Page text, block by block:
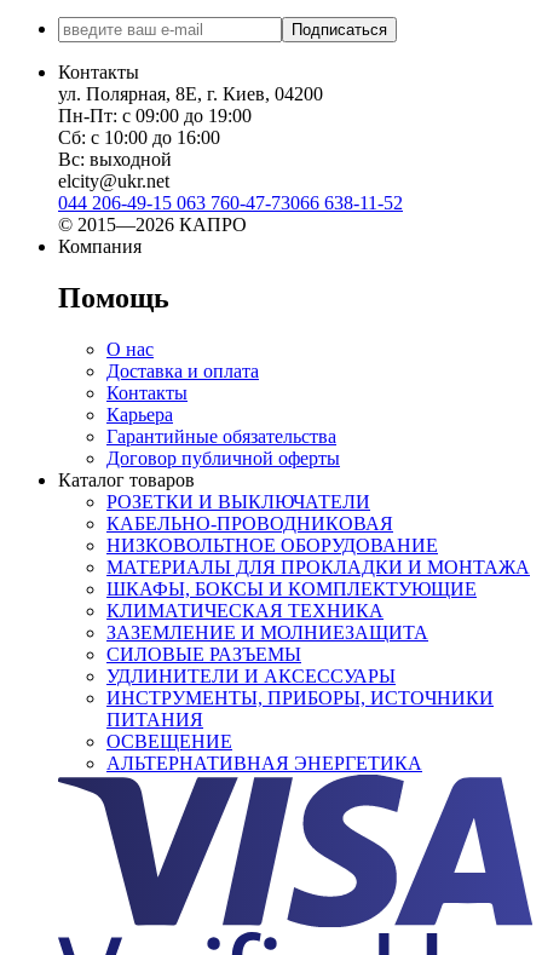
Подписаться
Контакты
ул. Полярная, 8Е, г. Киев, 04200
Пн-Пт: с 09:00 до 19:00
Сб: с 10:00 до 16:00
Вс: выходной
elcity@ukr.net
044 206-49-15 063 760-47-73066 638-11-52
© 2015—2026 КАПРО
Компания
Помощь
О нас
Доставка и оплата
Контакты
Карьера
Гарантийные обязательства
Договор публичной оферты
Каталог товаров
РОЗЕТКИ И ВЫКЛЮЧАТЕЛИ
КАБЕЛЬНО-ПРОВОДНИКОВАЯ
НИЗКОВОЛЬТНОЕ ОБОРУДОВАНИЕ
МАТЕРИАЛЫ ДЛЯ ПРОКЛАДКИ И МОНТАЖА
ШКАФЫ, БОКСЫ И КОМПЛЕКТУЮЩИЕ
КЛИМАТИЧЕСКАЯ ТЕХНИКА
ЗАЗЕМЛЕНИЕ И МОЛНИЕЗАЩИТА
СИЛОВЫЕ РАЗЪЕМЫ
УДЛИНИТЕЛИ И АКСЕССУАРЫ
ИНСТРУМЕНТЫ, ПРИБОРЫ, ИСТОЧНИКИ
ПИТАНИЯ
ОСВЕЩЕНИЕ
АЛЬТЕРНАТИВНАЯ ЭНЕРГЕТИКА